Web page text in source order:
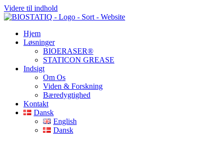
Videre til indhold
Hjem
Løsninger
BIOERASER®
STATICON GREASE
Indsigt
Om Os
Viden & Forskning
Bæredygtighed
Kontakt
Dansk
English
Dansk